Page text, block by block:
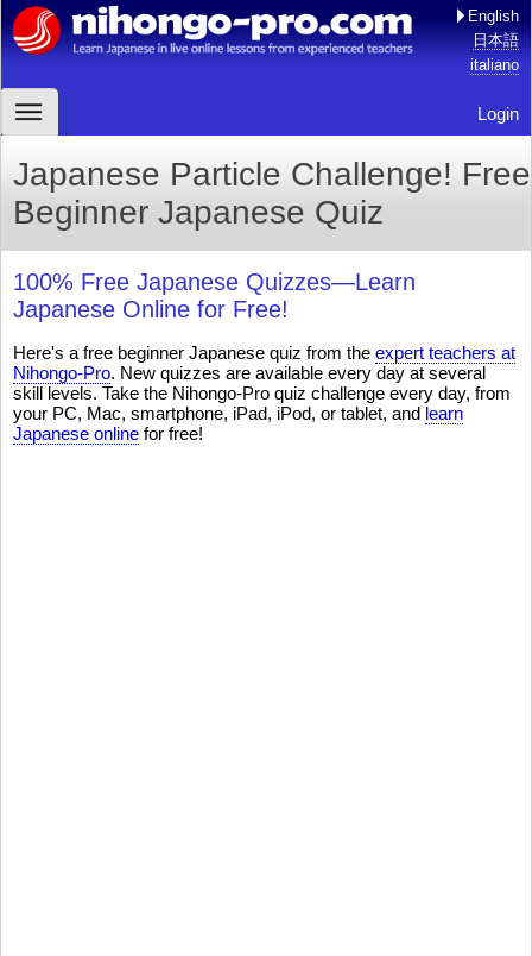
English
日本語
italiano
Login
Japanese Particle Challenge! Free
Beginner Japanese Quiz
100% Free Japanese Quizzes—Learn
Japanese Online for Free!
Here's a free beginner Japanese quiz from the expert teachers at
Nihongo-Pro. New quizzes are available every day at several
skill levels. Take the Nihongo-Pro quiz challenge every day, from
your PC, Mac, smartphone, iPad, iPod, or tablet, and learn
Japanese online for free!